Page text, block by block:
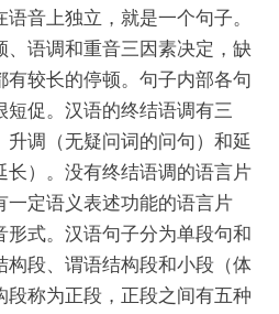
音上独立，就是一个句子。
、语调和重音三因素决定，缺
有较长的停顿。句子内部各句
短促。汉语的终结语调有三
调（无疑问词的问句）和延
长）。没有终结语调的语言片
一定语义表述功能的语言片
形式。汉语句子分为单段句和
构段、谓语结构段和小段（体
段称为正段，正段之间有五种